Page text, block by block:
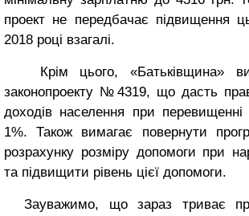
проект не передбачає підвищення
2018 році взагалі.
Крім цього, «Батьківщина»
законопроекту №4319, що дасть
доходів населення при перевищенні
1%. Також вимагає повернути
розрахунку розміру допомоги при
та підвищити рівень цієї допомоги.
Зауважимо, що зараз триває